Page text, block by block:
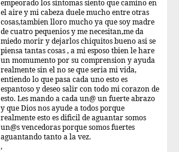
empeorado los sintomas siento que camino en
el aire y mi cabeza duele mucho entre otras
cosas,tambien lloro mucho ya que soy madre
de cuatro pequenios y me necesitan,me da
miedo morir y dejarlos chiquitos bueno asi se
piensa tantas cosas , a mi esposo tbien le hare
un momumento por su comprension y ayuda
realmente sin el no se que seria mi vida,
entiendo lo que pasa cada uno esto es
espantoso y deseo salir con todo mi corazon de
esto. Les mando a cada un@ un fuerte abrazo
y que Dios nos ayude a todos porque
realmente esto es dificil de aguantar somos
un@s vencedoras porque somos fuertes
aguantando tanto a la vez.
,